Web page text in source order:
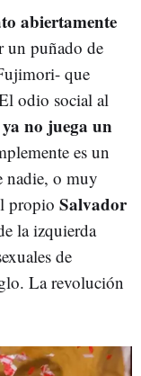
abiertamente
un puñado de
que
odio social al
no juega un
es un
nadie, o muy
propio Salvador
la izquierda
de
La revolución